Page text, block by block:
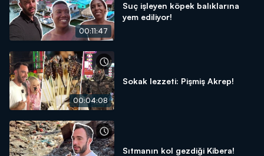
00:11:47
Suç işleyen köpek balıklarına
yem ediliyor!
00:04:08
Sokak lezzeti: Pişmiş Akrep!
Sıtmanın kol gezdiği Kibera!